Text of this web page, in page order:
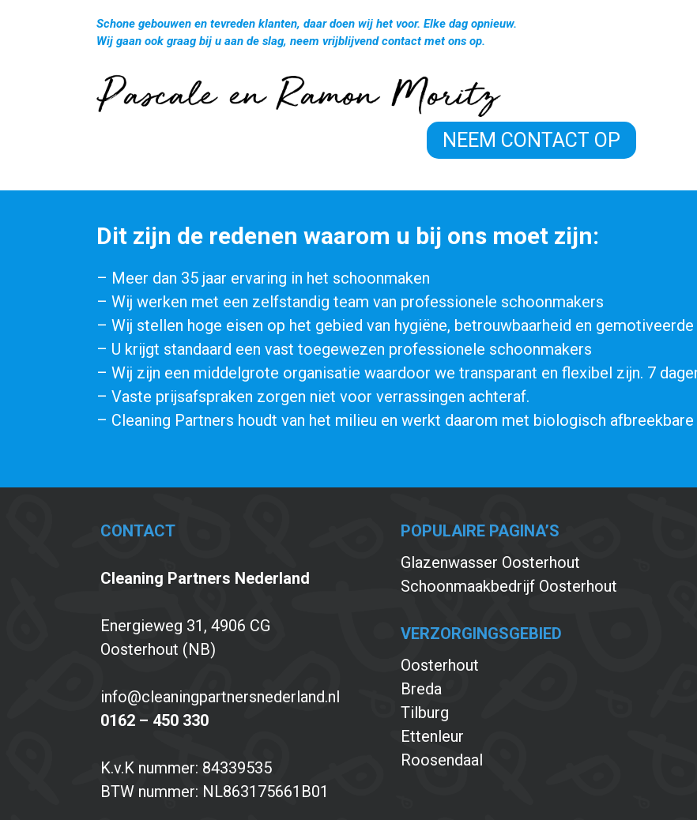
Schone gebouwen en tevreden klanten, daar doen wij het voor. Elke dag opnieuw.
Wij gaan ook graag bij u aan de slag, neem vrijblijvend contact met ons op.
NEEM CONTACT OP
Dit zijn de redenen waarom u bij ons moet zijn:
– Meer dan 35 jaar ervaring in het schoonmaken
– Wij werken met een zelfstandig team van professionele schoonmakers
– Wij stellen hoge eisen op het gebied van hygiëne, betrouwbaarheid en
– U krijgt standaard een vast toegewezen professionele schoonmakers
– Wij zijn een middelgrote organisatie waardoor we transparant en flexibel zijn. 7
– Vaste prijsafspraken zorgen niet voor verrassingen achteraf.
– Cleaning Partners houdt van het milieu en werkt daarom met biologisch
CONTACT
Cleaning Partners Nederland
Energieweg 31, 4906 CG
Oosterhout (NB)
info@cleaningpartnersnederland.nl
0162 – 450 330
K.v.K nummer: 84339535
BTW nummer: NL863175661B01
POPULAIRE PAGINA’S
Glazenwasser Oosterhout
Schoonmaakbedrijf Oosterhout
VERZORGINGSGEBIED
Oosterhout
Breda
Tilburg
Ettenleur
Roosendaal